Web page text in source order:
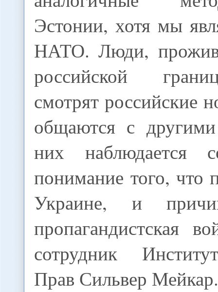
Эстонии, хотя мы
НАТО. Люди,
российской
смотрят российские
общаются с
них наблюдается
понимание того, что
Украине, и
пропагандистская
сотрудник
Прав Сильвер